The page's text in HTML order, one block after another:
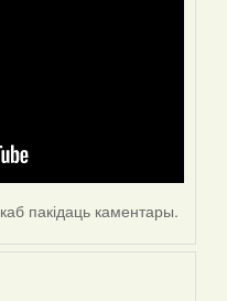
каб пакідаць каментары.